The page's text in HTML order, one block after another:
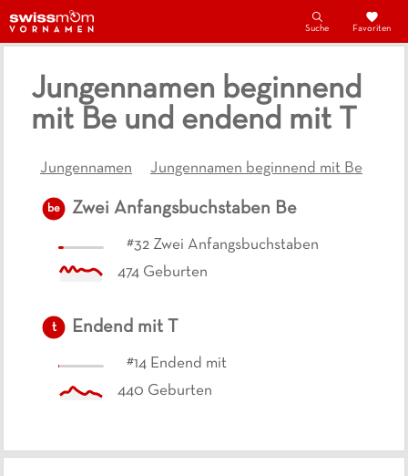
Suche Favoriten
Jungennamen beginnend
mit Be und endend mit T
Jungennamen Jungennamen beginnend mit Be
be Zwei Anfangsbuchstaben Be
#32 Zwei Anfangsbuchstaben
474 Geburten
t Endend mit
#14 Endend mit
440 Geburten